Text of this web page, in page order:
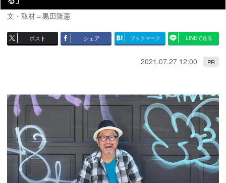
文・取材＝黒田隆憲
ポスト シェア ブックマーク LINEで送る
2021.07.27 12:00 PR